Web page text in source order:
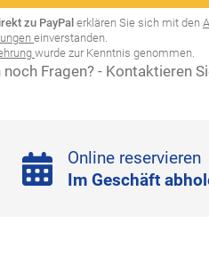
zu PayPal erklären Sie sich mit den
einverstanden.
wurde zur Kenntnis genommen.
noch Fragen? - Kontaktieren
Online reservieren
Im Geschäft